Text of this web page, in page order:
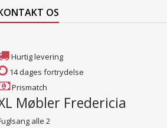
OS
Hurtig levering
14 dages fortrydelse
Prismatch
Møbler Fredericia
alle 2